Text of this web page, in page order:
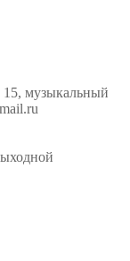
15, музыкальный